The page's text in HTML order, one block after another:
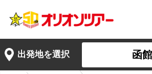
出発地を選択 函